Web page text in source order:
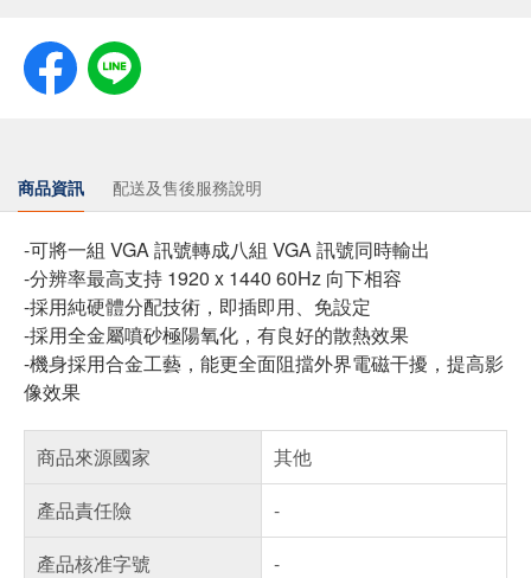
商品資訊 配送及售後服務說明
-可將一組 VGA 訊號轉成八組 VGA 訊號同時輸出
-分辨率最高支持 1920 x 1440 60Hz 向下相容
-採用純硬體分配技術，即插即用、免設定
-採用全金屬噴砂極陽氧化，有良好的散熱效果
-機身採用合金工藝，能更全面阻擋外界電磁干擾，提高影
像效果
商品來源國家
其他
產品責任險
-
產品核准字號
-